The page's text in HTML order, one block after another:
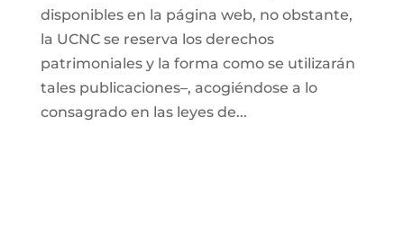
disponibles en la página web, no obstante,
la UCNC se reserva los derechos
patrimoniales y la forma como se utilizarán
tales publicaciones–, acogiéndose a lo
consagrado en las leyes de...